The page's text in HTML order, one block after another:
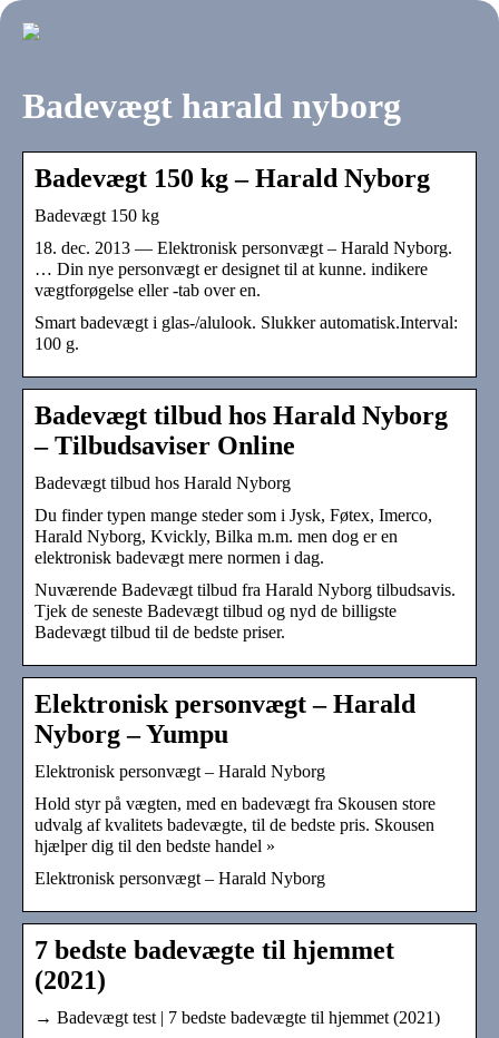
Badevægt harald nyborg
Badevægt 150 kg – Harald Nyborg
Badevægt 150 kg
18. dec. 2013 — Elektronisk personvægt – Harald Nyborg.
… Din nye personvægt er designet til at kunne. indikere
vægtforøgelse eller -tab over en.
Smart badevægt i glas-/alulook. Slukker automatisk.Interval:
100 g.
Badevægt tilbud hos Harald Nyborg
– Tilbudsaviser Online
Badevægt tilbud hos Harald Nyborg
Du finder typen mange steder som i Jysk, Føtex, Imerco,
Harald Nyborg, Kvickly, Bilka m.m. men dog er en
elektronisk badevægt mere normen i dag.
Nuværende Badevægt tilbud fra Harald Nyborg tilbudsavis.
Tjek de seneste Badevægt tilbud og nyd de billigste
Badevægt tilbud til de bedste priser.
Elektronisk personvægt – Harald
Nyborg – Yumpu
Elektronisk personvægt – Harald Nyborg
Hold styr på vægten, med en badevægt fra Skousen store
udvalg af kvalitets badevægte, til de bedste pris. Skousen
hjælper dig til den bedste handel »
Elektronisk personvægt – Harald Nyborg
7 bedste badevægte til hjemmet
(2021)
→ Badevægt test | 7 bedste badevægte til hjemmet (2021)